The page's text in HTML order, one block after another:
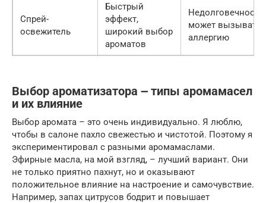
Спрей-
освежитель
Быстрый
эффект,
широкий выбор
ароматов
Недолговечность,
может вызывать
аллергию
Выбор ароматизатора ౼ типы аромамасел
и их влияние
Выбор аромата – это очень индивидуально. Я люблю,
чтобы в салоне пахло свежестью и чистотой. Поэтому я
экспериментировал с разными аромамаслами.
Эфирные масла, на мой взгляд, – лучший вариант. Они
не только приятно пахнут, но и оказывают
положительное влияние на настроение и самочувствие.
Например, запах цитрусов бодрит и повышает